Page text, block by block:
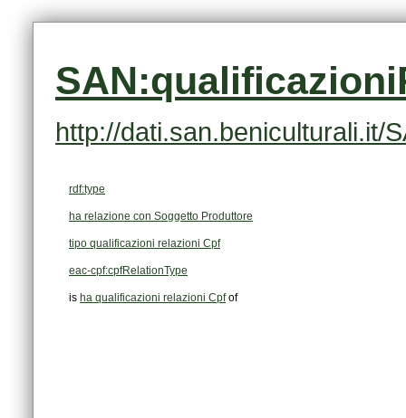
http://dati.san.beniculturali.it/
rdf:type
ha relazione con Soggetto Produttore
tipo qualificazioni relazioni Cpf
eac-cpf:cpfRelationType
is ha qualificazioni relazioni Cpfof